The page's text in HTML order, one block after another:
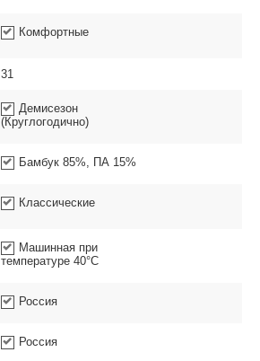
Комфортные
31
Демисезон
(Круглогодично)
Бамбук 85%, ПА 15%
Классические
Машинная при
температуре 40°C
Россия
Россия